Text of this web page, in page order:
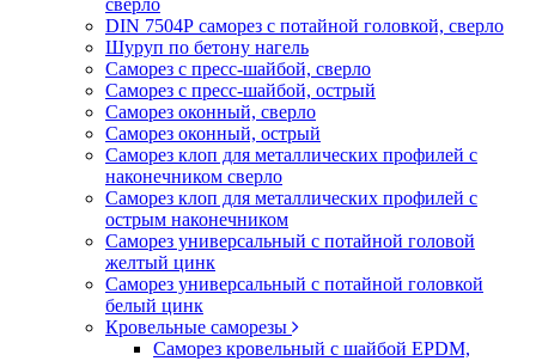
сверло
DIN 7504Р саморез с потайной головкой, сверло
Шуруп по бетону нагель
Саморез с пресс-шайбой, сверло
Саморез с пресс-шайбой, острый
Саморез оконный, сверло
Саморез оконный, острый
Саморез клоп для металлических профилей с
наконечником сверло
Саморез клоп для металлических профилей с
острым наконечником
Саморез универсальный с потайной головой
желтый цинк
Саморез универсальный с потайной головкой
белый цинк
Кровельные саморезы
Саморез кровельный с шайбой EPDM,